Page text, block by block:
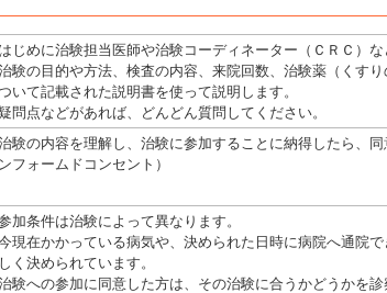
はじめに治験担当医師や治験コーディネーター（ＣＲＣ）
験の目的や方法、検査の内容、来院回数、治験薬（くす
いて記載された説明書を使って説明します。
疑問点などがあれば、どんどん質問してください。
験の内容を理解し、治験に参加することに納得したら、
ンフォームドコンセント）
加条件は治験によって異なります。
現在かかっている病気や、決められた日時に病院へ通院
しく決められています。
験への参加に同意した方は、その治験に合うかどうかを